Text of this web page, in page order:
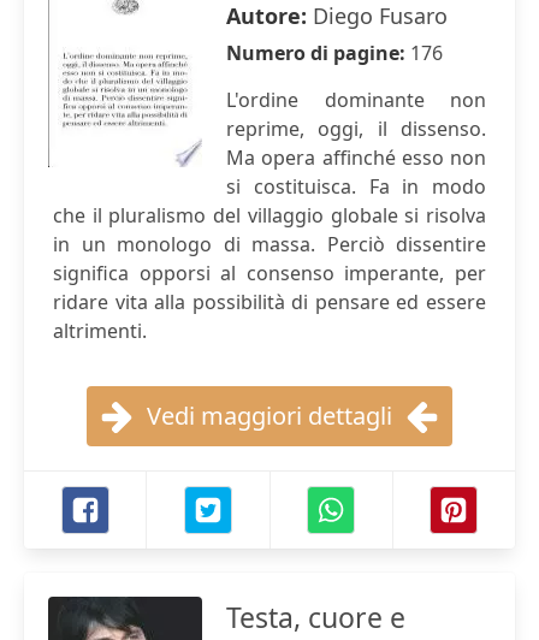
Autore: Diego Fusaro
Numero di pagine: 176
L'ordine dominante non
reprime, oggi, il dissenso.
Ma opera affinché esso non
si costituisca. Fa in modo
che il pluralismo del villaggio globale si risolva
in un monologo di massa. Perciò dissentire
significa opporsi al consenso imperante, per
ridare vita alla possibilità di pensare ed essere
altrimenti.
Vedi maggiori dettagli
Testa, cuore e